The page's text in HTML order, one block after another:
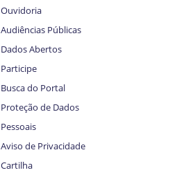
Ouvidoria
Audiências Públicas
Dados Abertos
Participe
Busca do Portal
Proteção de Dados
Pessoais
Aviso de Privacidade
Cartilha